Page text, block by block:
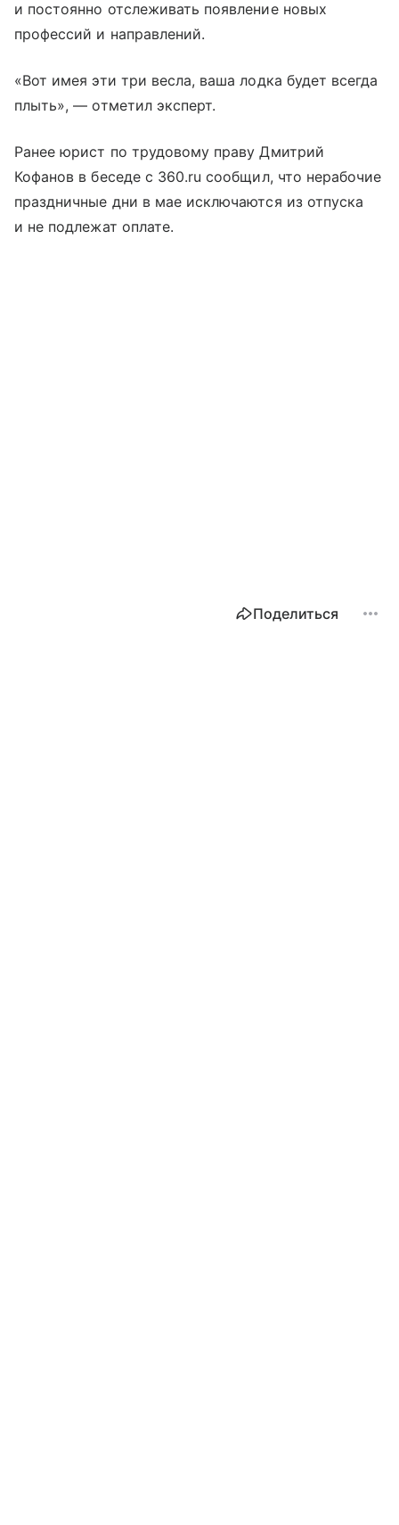
и постоянно отслеживать появление новых
профессий и направлений.
«Вот имея эти три весла, ваша лодка будет всегда
плыть», — отметил эксперт.
Ранее юрист по трудовому праву Дмитрий
Кофанов в беседе с 360.ru сообщил, что нерабочие
праздничные дни в мае исключаются из отпуска
и не подлежат оплате.
Поделиться